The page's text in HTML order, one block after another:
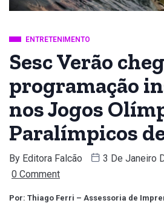
ENTRETENIMENTO
Sesc Verão
programação
nos Jogos
Paralímpicos
By Editora Falcão
3 De Janeiro
0 Comment
Por: Thiago Ferri – Assessoria de